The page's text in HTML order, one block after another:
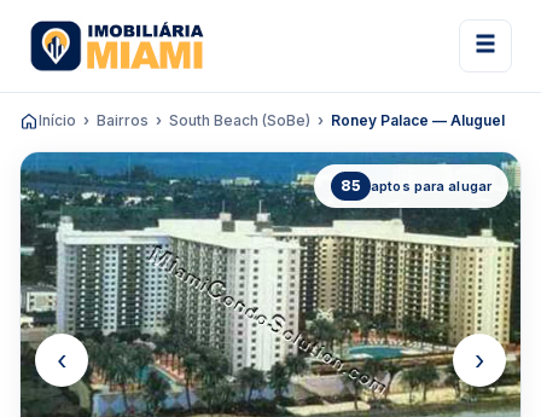
Início Bairros South Beach (SoBe) Roney Palace — Aluguel
85 aptos para alugar
‹ ›